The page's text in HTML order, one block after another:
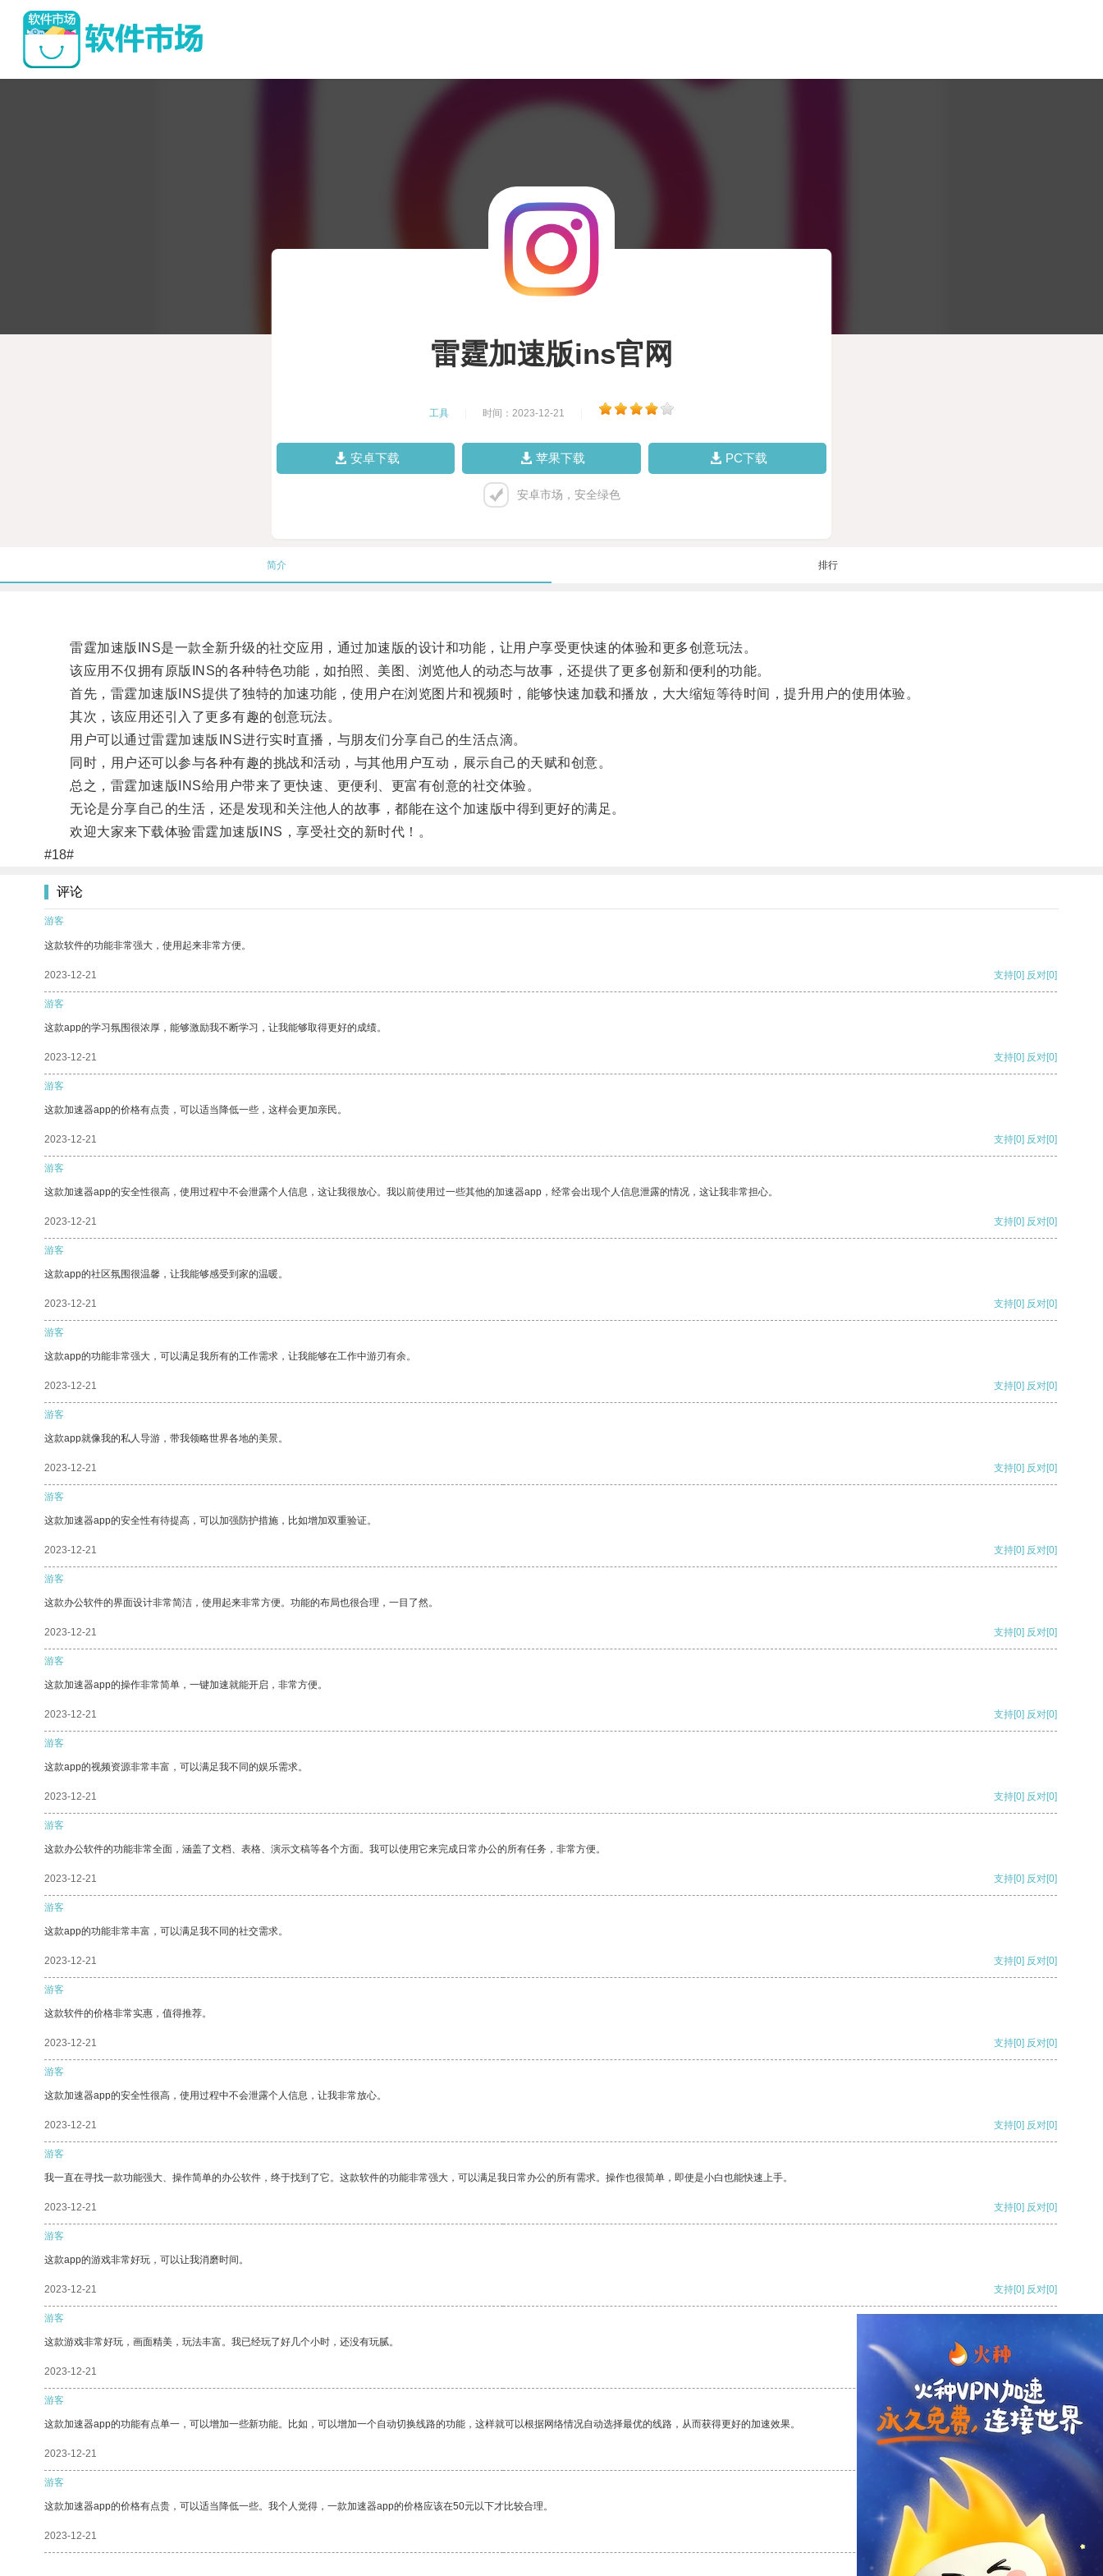
雷霆加速版ins官网
工具 时间：2023-12-21
安卓下载 苹果下载 PC下载
安卓市场，安全绿色
简介 排行
雷霆加速版INS是一款全新升级的社交应用，通过加速版的设计和功能，让用户享受更快速的体验和更多创意玩法。
该应用不仅拥有原版INS的各种特色功能，如拍照、美图、浏览他人的动态与故事，还提供了更多创新和便利的功能。
首先，雷霆加速版INS提供了独特的加速功能，使用户在浏览图片和视频时，能够快速加载和播放，大大缩短等待时间，提升用户的使用体验。
其次，该应用还引入了更多有趣的创意玩法。
用户可以通过雷霆加速版INS进行实时直播，与朋友们分享自己的生活点滴。
同时，用户还可以参与各种有趣的挑战和活动，与其他用户互动，展示自己的天赋和创意。
总之，雷霆加速版INS给用户带来了更快速、更便利、更富有创意的社交体验。
无论是分享自己的生活，还是发现和关注他人的故事，都能在这个加速版中得到更好的满足。
欢迎大家来下载体验雷霆加速版INS，享受社交的新时代！。
#18#
评论
游客
这款软件的功能非常强大，使用起来非常方便。
2023-12-21 支持[0] 反对[0]
游客
这款app的学习氛围很浓厚，能够激励我不断学习，让我能够取得更好的成绩。
2023-12-21 支持[0] 反对[0]
游客
这款加速器app的价格有点贵，可以适当降低一些，这样会更加亲民。
2023-12-21 支持[0] 反对[0]
游客
这款加速器app的安全性很高，使用过程中不会泄露个人信息，这让我很放心。我以前使用过一些其他的加速器app，经常会出现个人信息泄露的情况，这让我非常担心。
2023-12-21 支持[0] 反对[0]
游客
这款app的社区氛围很温馨，让我能够感受到家的温暖。
2023-12-21 支持[0] 反对[0]
游客
这款app的功能非常强大，可以满足我所有的工作需求，让我能够在工作中游刃有余。
2023-12-21 支持[0] 反对[0]
游客
这款app就像我的私人导游，带我领略世界各地的美景。
2023-12-21 支持[0] 反对[0]
游客
这款加速器app的安全性有待提高，可以加强防护措施，比如增加双重验证。
2023-12-21 支持[0] 反对[0]
游客
这款办公软件的界面设计非常简洁，使用起来非常方便。功能的布局也很合理，一目了然。
2023-12-21 支持[0] 反对[0]
游客
这款加速器app的操作非常简单，一键加速就能开启，非常方便。
2023-12-21 支持[0] 反对[0]
游客
这款app的视频资源非常丰富，可以满足我不同的娱乐需求。
2023-12-21 支持[0] 反对[0]
游客
这款办公软件的功能非常全面，涵盖了文档、表格、演示文稿等各个方面。我可以使用它来完成日常办公的所有任务，非常方便。
2023-12-21 支持[0] 反对[0]
游客
这款app的功能非常丰富，可以满足我不同的社交需求。
2023-12-21 支持[0] 反对[0]
游客
这款软件的价格非常实惠，值得推荐。
2023-12-21 支持[0] 反对[0]
游客
这款加速器app的安全性很高，使用过程中不会泄露个人信息，让我非常放心。
2023-12-21 支持[0] 反对[0]
游客
我一直在寻找一款功能强大、操作简单的办公软件，终于找到了它。这款软件的功能非常强大，可以满足我日常办公的所有需求。操作也很简单，即使是小白也能快速上手。
2023-12-21 支持[0] 反对[0]
游客
这款app的游戏非常好玩，可以让我消磨时间。
2023-12-21 支持[0] 反对[0]
游客
这款游戏非常好玩，画面精美，玩法丰富。我已经玩了好几个小时，还没有玩腻。
2023-12-21
游客
这款加速器app的功能有点单一，可以增加一些新功能。比如，可以增加一个自动切换线路的功能，这样就可以根据网络情况自动选择最优的线路，从而获得更好的加速效果。
2023-12-21 反对
游客
这款加速器app的价格有点贵，可以适当降低一些。我个人觉得，一款加速器app的价格应该在50元以下才比较合理。
2023-12-21 反对[0]